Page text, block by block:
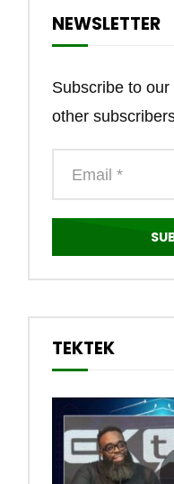
NEWSLETTER
Subscribe to
other
TEKTEK